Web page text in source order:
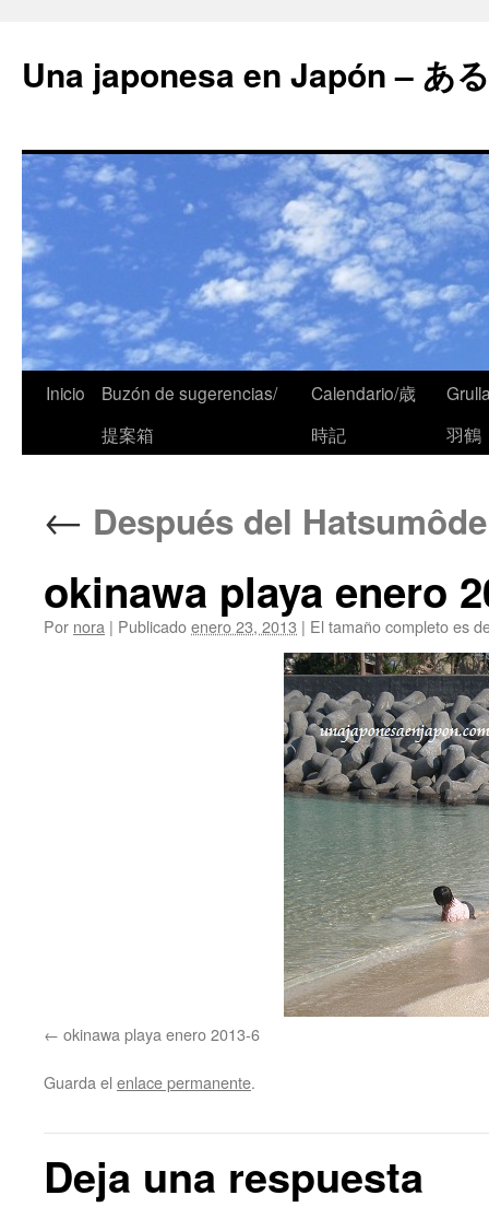
Una japonesa en Japón – あ
Inicio
Buzón de sugerencias/
提案箱
Calendario/歳
時記
羽鶴
← Después del
okinawa playa enero
Por nora | Publicadoenero 23, 2013 | El tamaño completo es
okinawa playa enero 2013-6
Guarda el enlace permanente.
Deja una respuesta